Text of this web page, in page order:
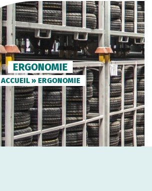
ERGONOMIE
ACCUEIL» ERGONOMIE